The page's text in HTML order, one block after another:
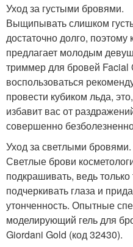
Уход за густыми бровями.
Выщипывать слишком
достаточно долго,
предлагает молодым
триммер для бровей Facial
воспользоваться
провести кубиком льда,
избавит вас от
совершенно
Уход за светлыми бровями.
Светлые брови
подкрашивать, ведь только
подчеркивать глаза и
утонченность. Опытные
моделирующий гель для
Giordani Gold (код 32430).